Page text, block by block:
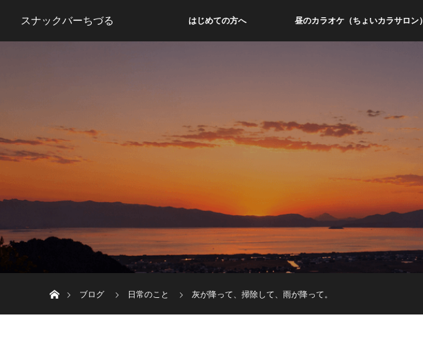
スナックバーちづる はじめての方へ 昼のカラオケ（ちょいカラサロン）
ブログ
日常のこと 灰が降って、掃除して、雨が降って。